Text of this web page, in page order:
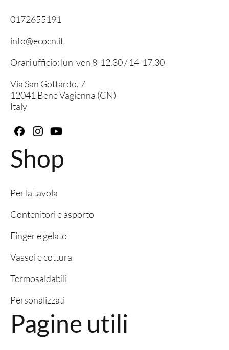
0172655191
info@ecocn.it
Orari ufficio: lun-ven 8-12.30 / 14-17.30
Via San Gottardo, 7
12041 Bene Vagienna (CN)
Italy
Shop
Per la tavola
Contenitori e asporto
Finger e gelato
Vassoi e cottura
Termosaldabili
Personalizzati
Pagine utili